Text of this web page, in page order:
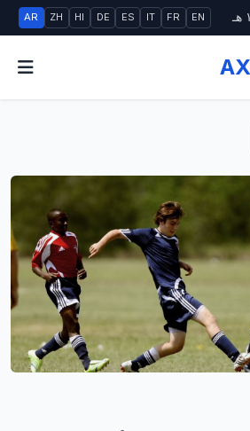
EN
FR
IT
ES
DE
HI
ZH
AR